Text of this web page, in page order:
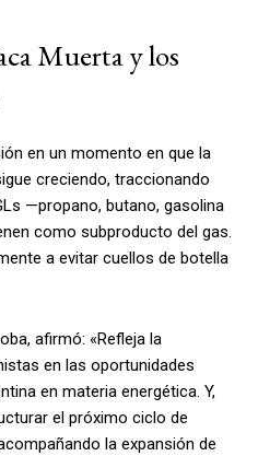
Muerta y los
en un momento en que la
creciendo, traccionando
—propano, butano, gasolina
como subproducto del gas.
a evitar cuellos de botella
afirmó: «Refleja la
en las oportunidades
en materia energética. Y,
el próximo ciclo de
la expansión de